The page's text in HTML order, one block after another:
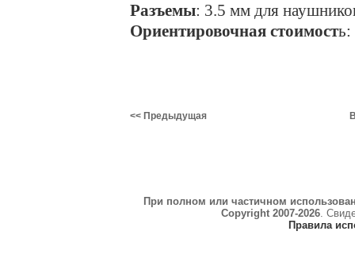
Разъемы: 3.5 мм для
Ориентировочная стоимость:
<< Предыдущая
При полном или частичном
Copyright 2007-2026.
Правила